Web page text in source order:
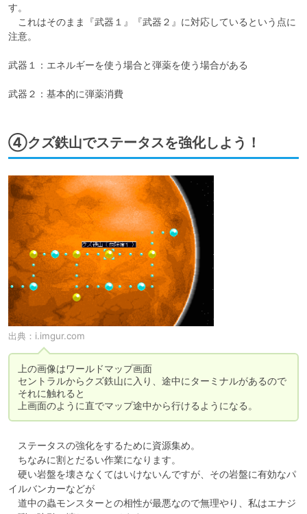
す。
これはそのまま『武器１』『武器２』に対応しているという点に
注意。
武器１：エネルギーを使う場合と弾薬を使う場合がある
武器２：基本的に弾薬消費
④クズ鉄山でステータスを強化しよう！
出典： i.imgur.com
上の画像はワールドマップ画面
セントラルからクズ鉄山に入り、途中にターミナルがあるので
それに触れると
上画面のように直でマップ途中から行けるようになる。
ステータスの強化をするために資源集め。
ちなみに割とだるい作業になります。
硬い岩盤を壊さなくてはいけないんですが、その岩盤に有効なパ
イルバンカーなどが
道中の蟲モンスターとの相性が最悪なので無理やり、私はエナジ